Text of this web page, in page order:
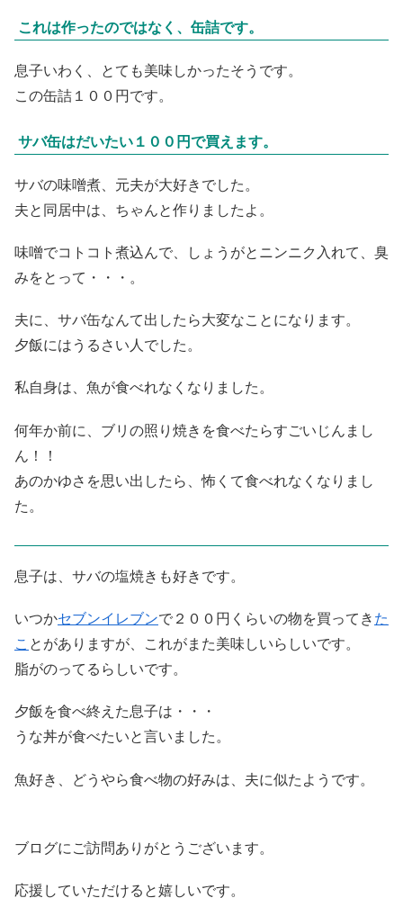
これは作ったのではなく、缶詰です。
息子いわく、とても美味しかったそうです。
この缶詰１００円です。
サバ缶はだいたい１００円で買えます。
サバの味噌煮、元夫が大好きでした。
夫と同居中は、ちゃんと作りましたよ。
味噌でコトコト煮込んで、しょうがとニンニク入れて、臭
みをとって・・・。
夫に、サバ缶なんて出したら大変なことになります。
夕飯にはうるさい人でした。
私自身は、魚が食べれなくなりました。
何年か前に、ブリの照り焼きを食べたらすごいじんまし
ん！！
あのかゆさを思い出したら、怖くて食べれなくなりまし
た。
息子は、サバの塩焼きも好きです。
いつかセブンイレブンで２００円くらいの物を買ってきた
こ とがありますが、これがまた美味しいらしいです。
脂がのってるらしいです。
夕飯を食べ終えた息子は・・・
うな丼が食べたいと言いました。
魚好き、どうやら食べ物の好みは、夫に似たようです。
ブログにご訪問ありがとうございます。
応援していただけると嬉しいです。